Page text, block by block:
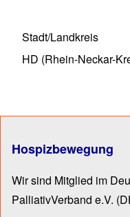
Stadt/Landkreis
HD (Rhein-Neckar-
Hospizbewegung
Wir sind Mitglied im
PalliativVerband e.V.